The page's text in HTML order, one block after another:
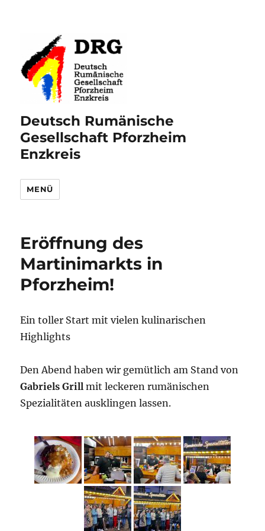
Deutsch Rumänische
Gesellschaft Pforzheim
Enzkreis
MENÜ
Eröffnung des
Martinimarkts in
Pforzheim!
Ein toller Start mit vielen kulinarischen
Highlights
Den Abend haben wir gemütlich am Stand von
Gabriels Grillmit leckeren rumänischen
Spezialitäten ausklingen lassen.